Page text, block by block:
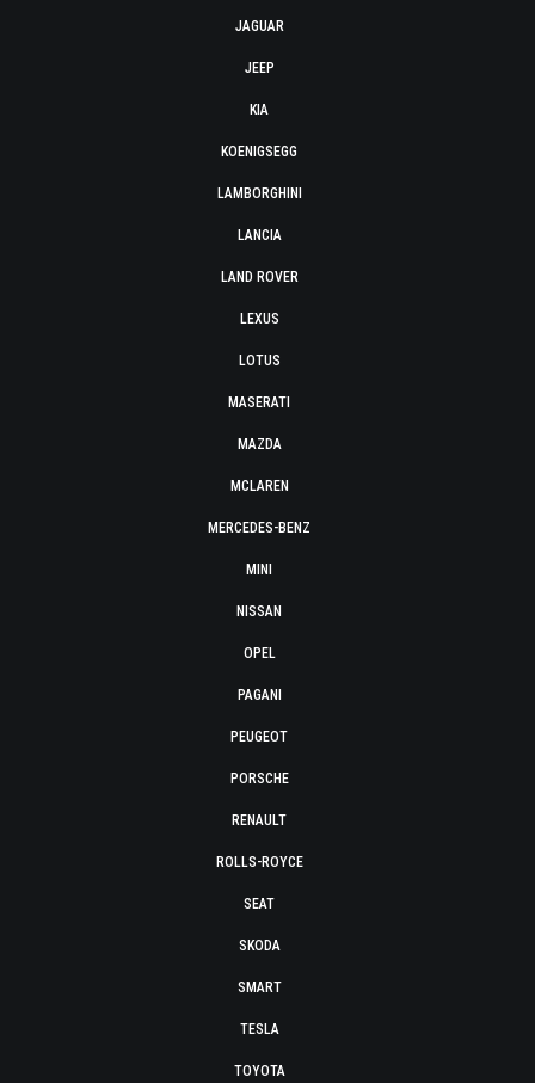
JAGUAR
JEEP
KIA
KOENIGSEGG
LAMBORGHINI
LANCIA
LAND ROVER
LEXUS
LOTUS
MASERATI
MAZDA
MCLAREN
MERCEDES-BENZ
MINI
NISSAN
OPEL
PAGANI
PEUGEOT
PORSCHE
RENAULT
ROLLS-ROYCE
SEAT
SKODA
SMART
TESLA
TOYOTA